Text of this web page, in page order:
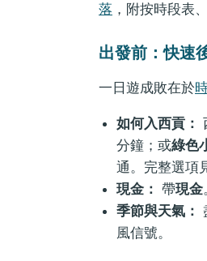
落 ，附按時段表
出發前：快速
一日遊成敗在於
如何入西貢：
分鐘；或綠色
通。完整選項
現金： 帶現金
季節與天氣：
風信號。